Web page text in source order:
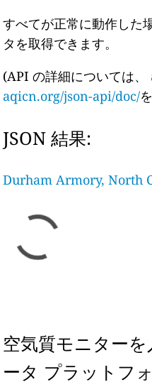
すべてが正常に動作した
タを取得できます。
(API の詳細については、
aqicn.org/json-api/doc/
JSON 結果:
Durham Armory, North
空気質モニター
ータ プラットフ